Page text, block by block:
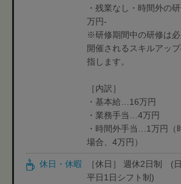
・残業なし・時間外の
万円-
※研修期間中の研修は
開催されるスキルアッ
指します。
［内訳］
・基本給…16万円
・業務手当…4万円
・時間外手当…1万円（
場合、4万円）
休日・休暇
［休日］ 週休2日制 (
平日1日シフト制)